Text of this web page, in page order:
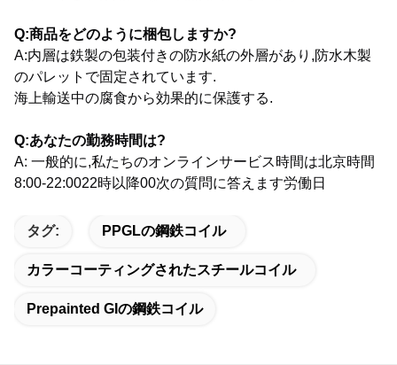
Q:商品をどのように梱包しますか?
A:内層は鉄製の包装付きの防水紙の外層があり,防水木製
のパレットで固定されています.
海上輸送中の腐食から効果的に保護する.
Q:あなたの勤務時間は?
A: 一般的に,私たちのオンラインサービス時間は北京時間
8:00-22:0022時以降00次の質問に答えます労働日
タグ: PPGLの鋼鉄コイル
カラーコーティングされたスチールコイル
Prepainted GIの鋼鉄コイル